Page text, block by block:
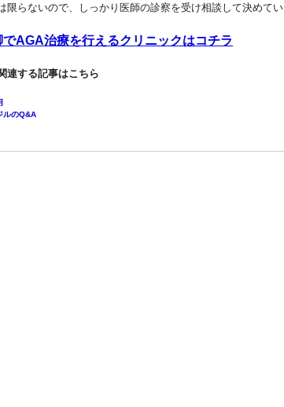
らないので、しっかり医師の診察を受け相談して決めてい
でAGA治療を行えるクリニックはコチラ
連する記事はこちら
ルのQ&A